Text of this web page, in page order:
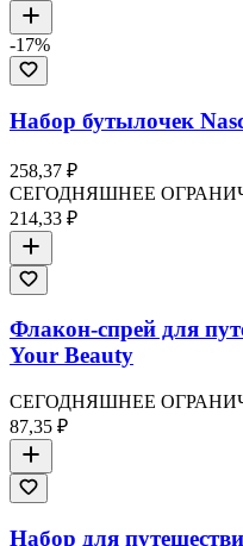
-17%
Набор бутылочек
258,37 ₽
СЕГОДНЯШНЕЕ
214,33 ₽
Флакон-спрей для
Your Beauty
СЕГОДНЯШНЕЕ
87,35 ₽
Набор для